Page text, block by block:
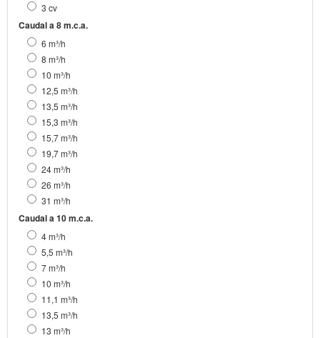
3 cv
Caudal a 8 m.c.a.
6 m³/h
8 m³/h
10 m³/h
12,5 m³/h
13,5 m³/h
15,3 m³/h
15,7 m³/h
19,7 m³/h
24 m³/h
26 m³/h
31 m³/h
Caudal a 10 m.c.a.
4 m³/h
5,5 m³/h
7 m³/h
10 m³/h
11,1 m³/h
13,5 m³/h
13 m³/h